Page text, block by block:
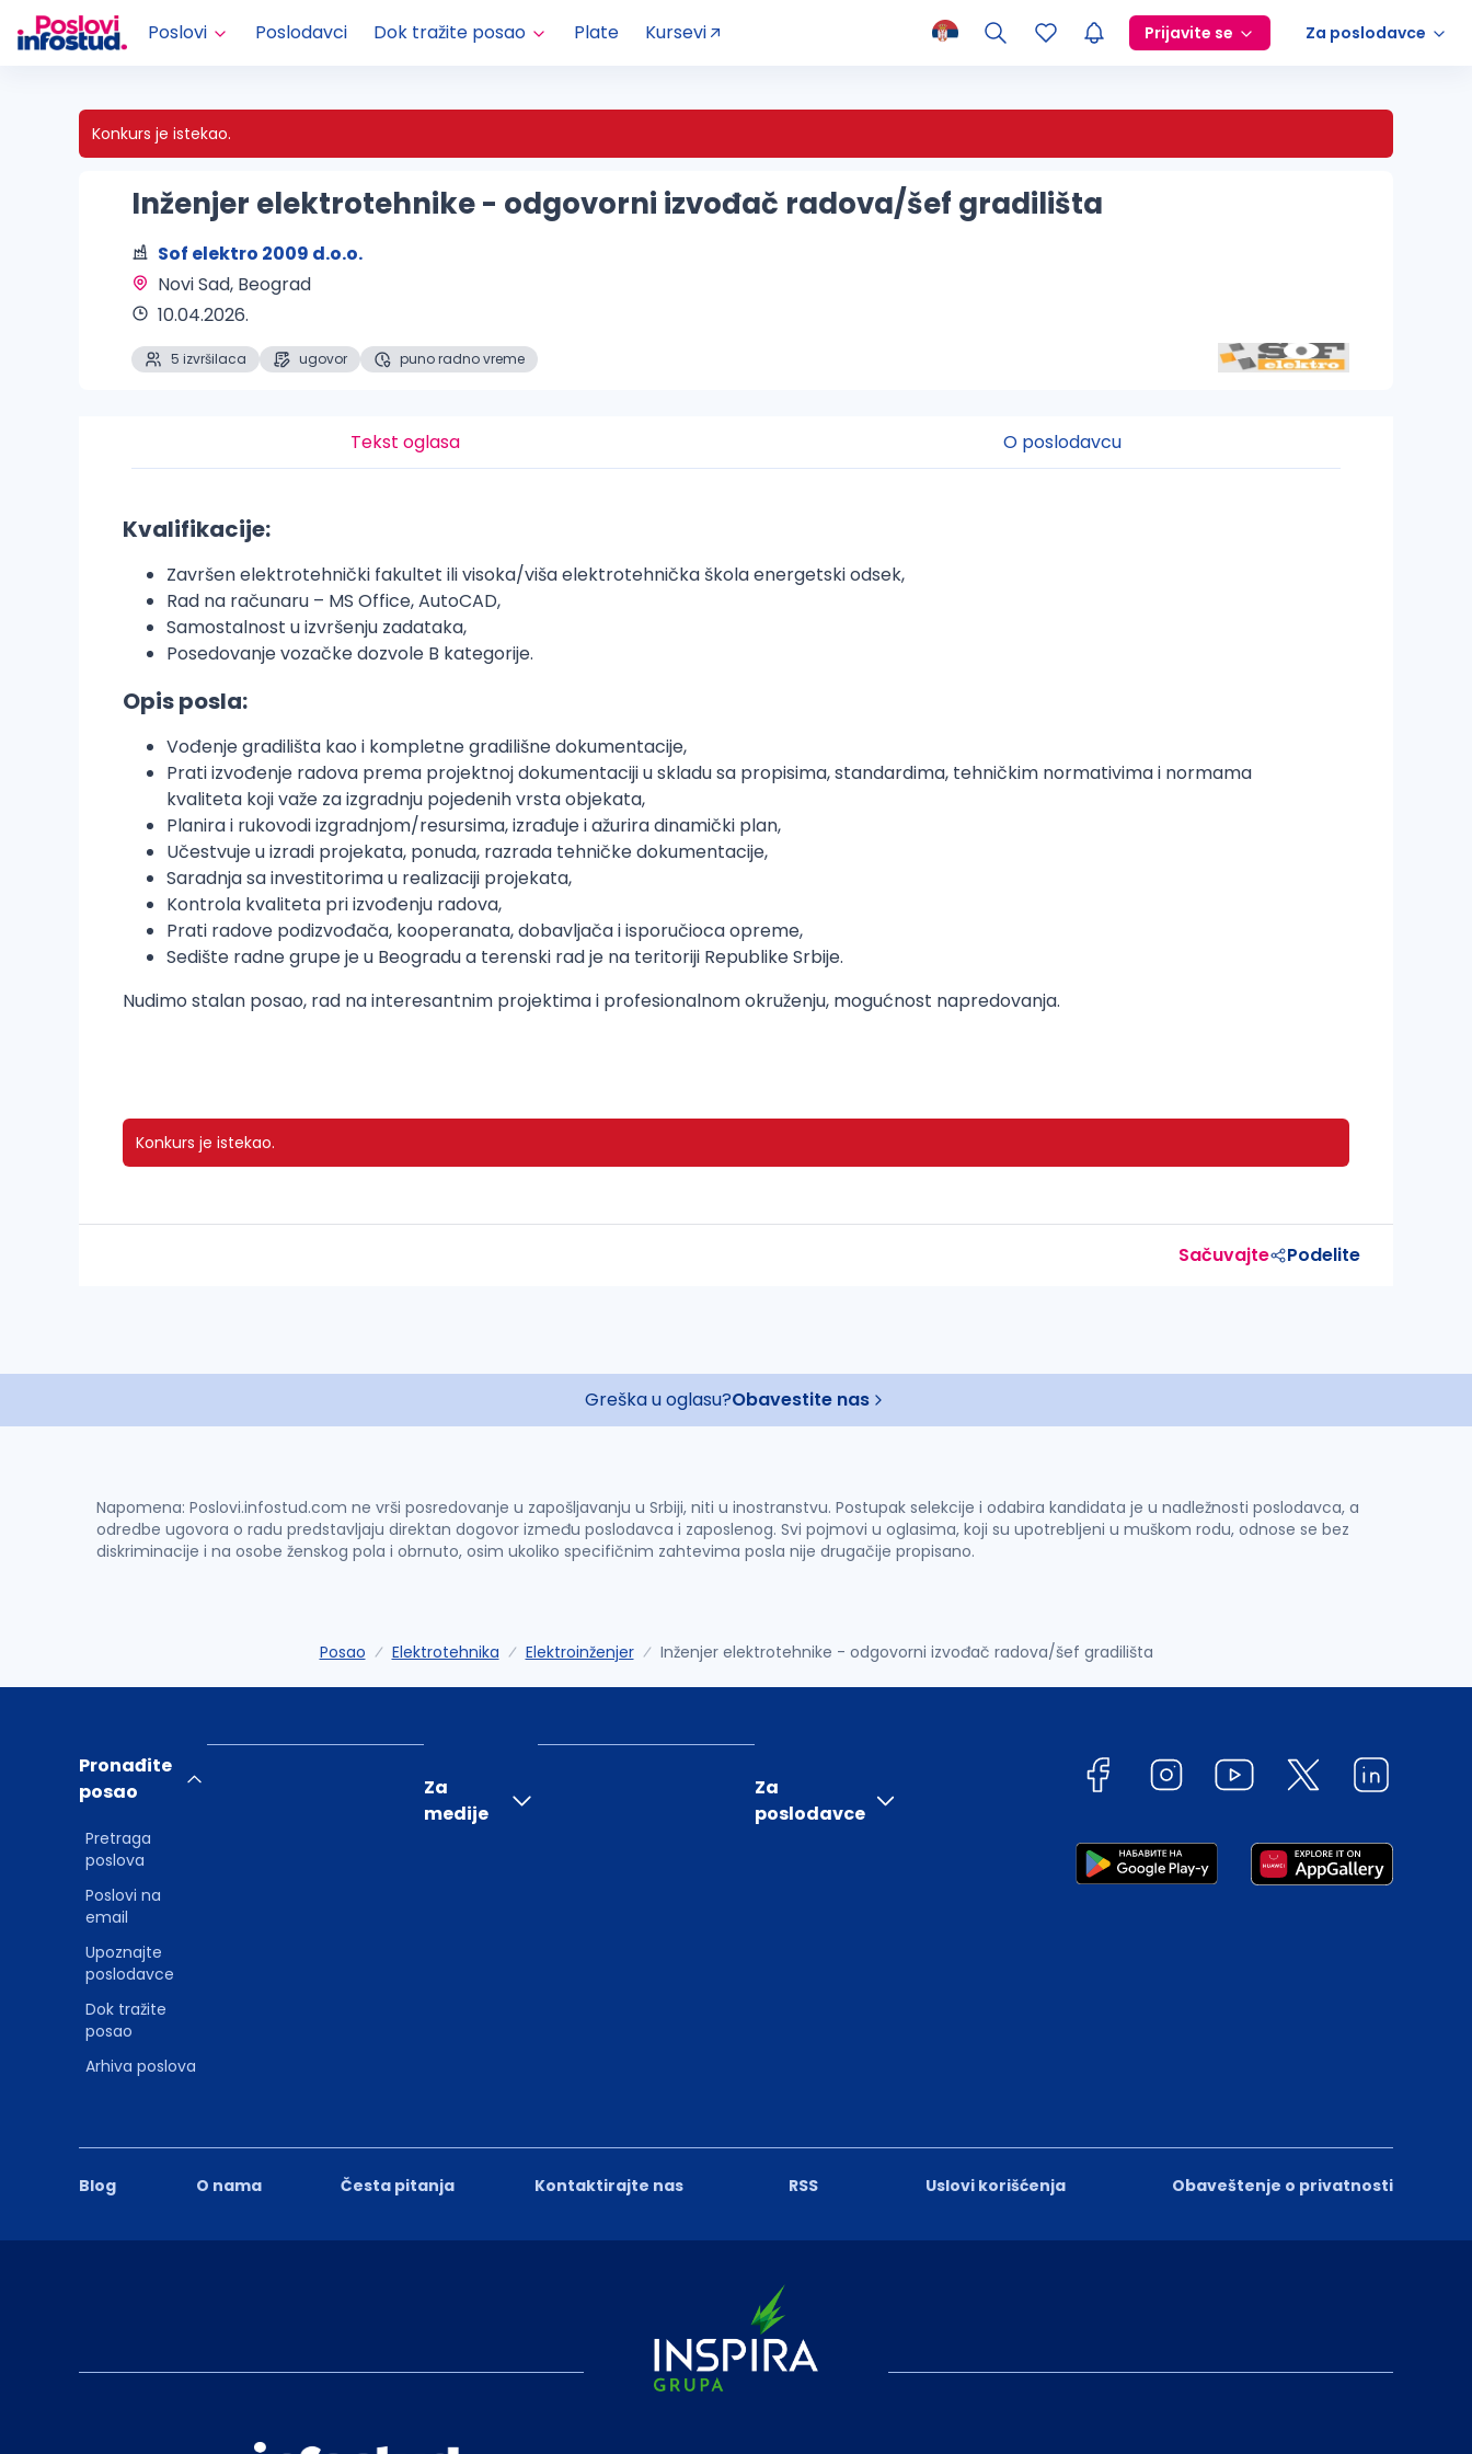
Poslovi Poslodavci Dok tražite posao Plate Kursevi Prijavite se Za poslodavce
Konkurs je istekao.
Inženjer elektrotehnike - odgovorni izvođač radova/šef gradilišta
Sof elektro 2009 d.o.o.
Novi Sad, Beograd
10.04.2026.
5 izvršilaca ugovor puno radno vreme
Tekst oglasa O poslodavcu
Kvalifikacije:
Završen elektrotehnički fakultet ili visoka/viša elektrotehnička škola energetski odsek,
Rad na računaru – MS Office, AutoCAD,
Samostalnost u izvršenju zadataka,
Posedovanje vozačke dozvole B kategorije.
Opis posla:
Vođenje gradilišta kao i kompletne gradilišne dokumentacije,
Prati izvođenje radova prema projektnoj dokumentaciji u skladu sa propisima, standardima, tehničkim normativima i normama
kvaliteta koji važe za izgradnju pojedenih vrsta objekata,
Planira i rukovodi izgradnjom/resursima, izrađuje i ažurira dinamički plan,
Učestvuje u izradi projekata, ponuda, razrada tehničke dokumentacije,
Saradnja sa investitorima u realizaciji projekata,
Kontrola kvaliteta pri izvođenju radova,
Prati radove podizvođača, kooperanata, dobavljača i isporučioca opreme,
Sedište radne grupe je u Beogradu a terenski rad je na teritoriji Republike Srbije.
Nudimo stalan posao, rad na interesantnim projektima i profesionalnom okruženju, mogućnost napredovanja.
Konkurs je istekao.
Sačuvajte Podelite
Greška u oglasu?Obavestite nas
Napomena: Poslovi.infostud.com ne vrši posredovanje u zapošljavanju u Srbiji, niti u inostranstvu. Postupak selekcije i odabira kandidata je u nadležnosti poslodavca, a
odredbe ugovora o radu predstavljaju direktan dogovor između poslodavca i zaposlenog. Svi pojmovi u oglasima, koji su upotrebljeni u muškom rodu, odnose se bez
diskriminacije i na osobe ženskog pola i obrnuto, osim ukoliko specifičnim zahtevima posla nije drugačije propisano.
Posao Elektrotehnika Elektroinženjer Inženjer elektrotehnike - odgovorni izvođač radova/šef gradilišta
Blog O nama Česta pitanja Kontaktirajte nas RSS Uslovi korišćenja Obaveštenje o privatnosti
Pronađite
posao
Pretraga
poslova
Poslovi na
email
Upoznajte
poslodavce
Dok tražite
posao
Arhiva poslova
Za
medije
Za
poslodavce